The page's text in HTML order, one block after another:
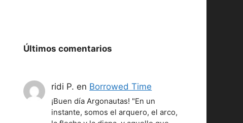
Últimos comentarios
ridi P. en Borrowed Time
¡Buen día Argonautas! "En un
instante, somos el arquero, el arco,